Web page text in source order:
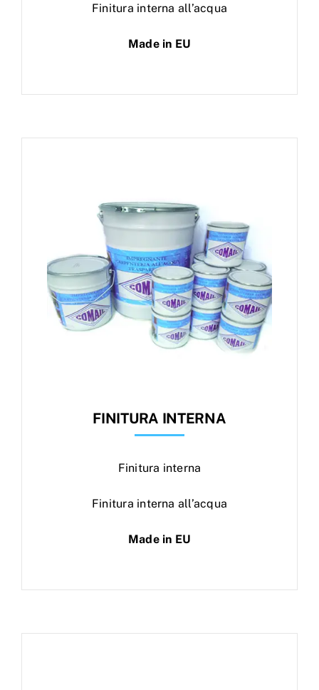
Finitura interna all’acqua
Made in EU
FINITURA INTERNA
Finitura interna
Finitura interna all’acqua
Made in EU